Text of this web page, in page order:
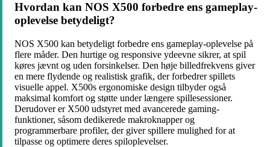
Hvordan kan NOS X500 forbedre ens gameplay-
oplevelse betydeligt?
NOS X500 kan betydeligt forbedre ens gameplay-oplevelse på
flere måder. Den hurtige og responsive ydeevne sikrer, at spil
køres jævnt og uden forsinkelser. Den høje billedfrekvens giver
en mere flydende og realistisk grafik, der forbedrer spillets
visuelle appel. X500s ergonomiske design tilbyder også
maksimal komfort og støtte under længere spillesessioner.
Derudover er X500 udstyret med avancerede gaming-
funktioner, såsom dedikerede makroknapper og
programmerbare profiler, der giver spillere mulighed for at
tilpasse og optimere deres spiloplevelser.